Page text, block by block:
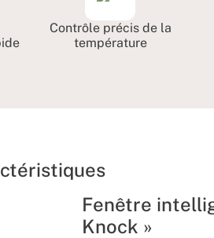
Contrôle précis de la
température
Fenêtre
Knock »